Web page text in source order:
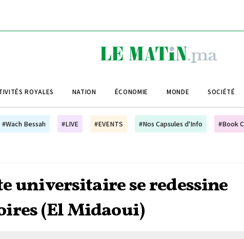
ROYALES NATION ÉCONOMIE MONDE SOCIÉTÉ
#Wach Bessah #LIVE #EVENTS #Nos Capsules d'Info #Book
universitaire se redessine
(El Midaoui)